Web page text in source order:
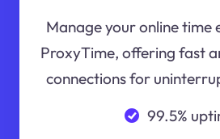
Manage your online time
ProxyTime, offering fast
connections for
99.5%